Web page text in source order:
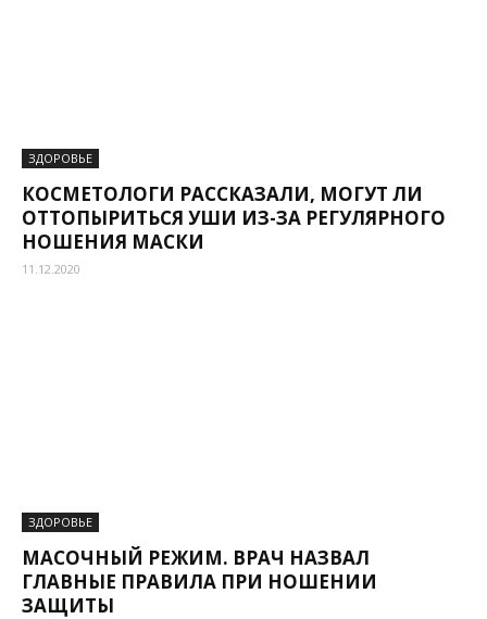
ЗДОРОВЬЕ
КОСМЕТОЛОГИ РАССКАЗАЛИ, МОГУТ ЛИ
ОТТОПЫРИТЬСЯ УШИ ИЗ-ЗА РЕГУЛЯРНОГО
НОШЕНИЯ МАСКИ
11.12.2020
ЗДОРОВЬЕ
МАСОЧНЫЙ РЕЖИМ. ВРАЧ НАЗВАЛ
ГЛАВНЫЕ ПРАВИЛА ПРИ НОШЕНИИ
ЗАЩИТЫ